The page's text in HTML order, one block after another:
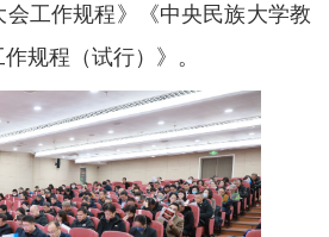
工作规程》《中央民族大学教
规程 （试行） 》。